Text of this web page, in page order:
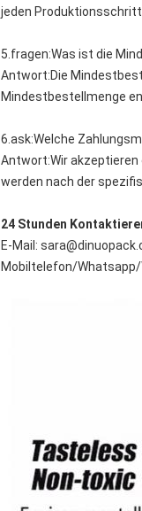
jeden
5.fragen:Was ist die
Antwort:Die
Mindestbestellmenge
6.ask:Welche
Antwort:Wir akzeptieren
werden nach der
24 Stunden
E-Mail:
Mobiltelefon/